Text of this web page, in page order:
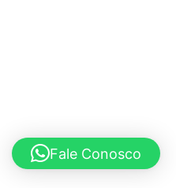
Fale Conosco